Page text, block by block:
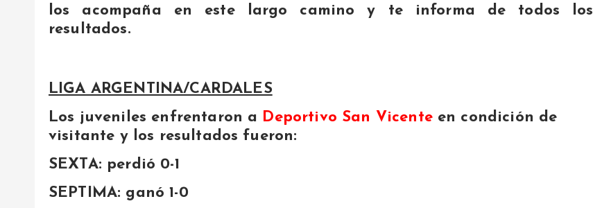
los acompaña en este largo camino y te informa de todos los
resultados.
LIGA ARGENTINA/CARDALES
Los juveniles enfrentaron a Deportivo San Vicenteen condición de
visitante y los resultados fueron:
SEXTA: perdió 0-1
SEPTIMA: ganó 1-0